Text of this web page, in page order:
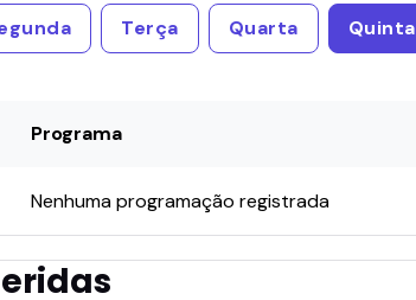
Terça Quarta Quinta
Programa
Nenhuma programação registrada